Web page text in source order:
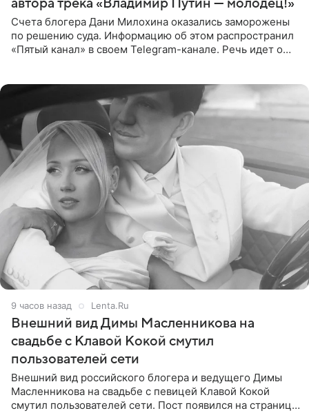
автора трека «Владимир Путин — молодец!»
Счета блогера Дани Милохина оказались заморожены
по решению суда. Информацию об этом распространил
«Пятый канал» в своем Telegram-канале. Речь идет о
9 часов назад Lenta.Ru
Внешний вид Димы Масленникова на
свадьбе с Клавой Кокой смутил
пользователей сети
Внешний вид российского блогера и ведущего Димы
Масленникова на свадьбе с певицей Клавой Кокой
смутил пользователей сети. Пост появился на странице